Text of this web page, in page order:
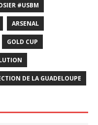
#USBM
ARSENAL
GOLD CUP
DE LA GUADELOUPE